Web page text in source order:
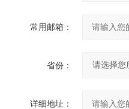
常用邮箱：
省份：
详细地址：